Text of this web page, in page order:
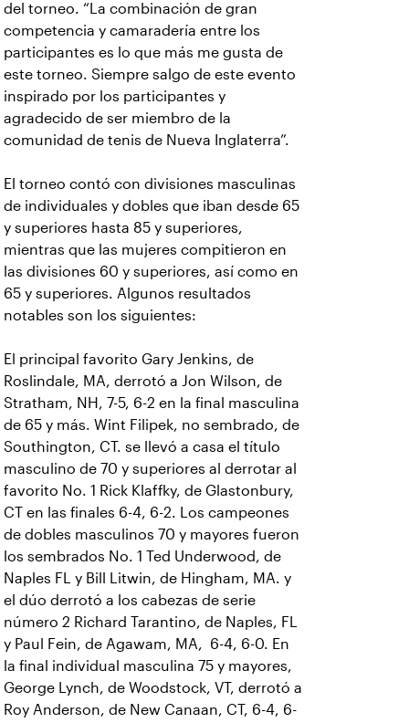
del torneo. “La combinación de gran
competencia y camaradería entre los
participantes es lo que más me gusta de
este torneo. Siempre salgo de este evento
inspirado por los participantes y
agradecido de ser miembro de la
comunidad de tenis de Nueva Inglaterra”.
El torneo contó con divisiones masculinas
de individuales y dobles que iban desde 65
y superiores hasta 85 y superiores,
mientras que las mujeres compitieron en
las divisiones 60 y superiores, así como en
65 y superiores. Algunos resultados
notables son los siguientes:
El principal favorito Gary Jenkins, de
Roslindale, MA, derrotó a Jon Wilson, de
Stratham, NH, 7-5, 6-2 en la final masculina
de 65 y más. Wint Filipek, no sembrado, de
Southington, CT. se llevó a casa el título
masculino de 70 y superiores al derrotar al
favorito No. 1 Rick Klaffky, de Glastonbury,
CT en las finales 6-4, 6-2. Los campeones
de dobles masculinos 70 y mayores fueron
los sembrados No. 1 Ted Underwood, de
Naples FL y Bill Litwin, de Hingham, MA. y
el dúo derrotó a los cabezas de serie
número 2 Richard Tarantino, de Naples, FL
y Paul Fein, de Agawam, MA, 6-4, 6-0. En
la final individual masculina 75 y mayores,
George Lynch, de Woodstock, VT, derrotó a
Roy Anderson, de New Canaan, CT, 6-4, 6-